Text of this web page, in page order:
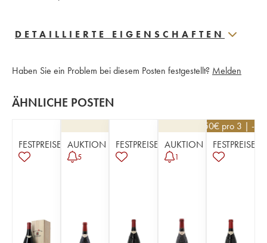
DETAILLIERTE EIGENSCHAFTEN
Haben Sie ein Problem bei diesem Posten festgestellt? Melden
ÄHNLICHE POSTEN
FESTPREISE AUKTION
5
FESTPREISE AUKTION
1
85,50€ pro 3 | -
FESTPREISE